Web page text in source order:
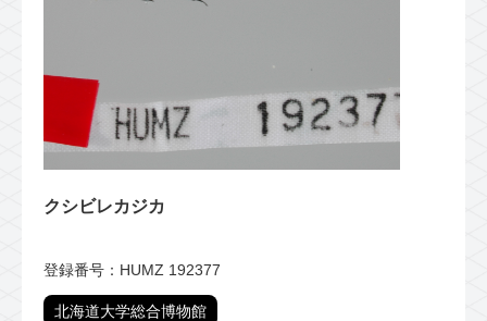
クシビレカジカ
登録番号：HUMZ 192377
北海道大学総合博物館